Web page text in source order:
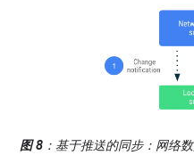
图 8 ：基于推送的同步：网络